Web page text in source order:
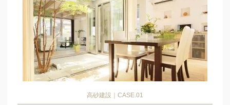
高砂建設｜CASE.01